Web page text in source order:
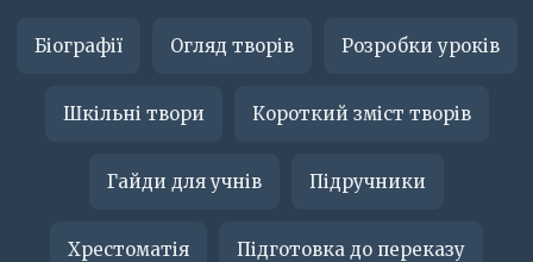
Біографії Огляд творів Розробки уроків
Шкільні твори Короткий зміст творів
Гайди для учнів Підручники
Хрестоматія Підготовка до переказу